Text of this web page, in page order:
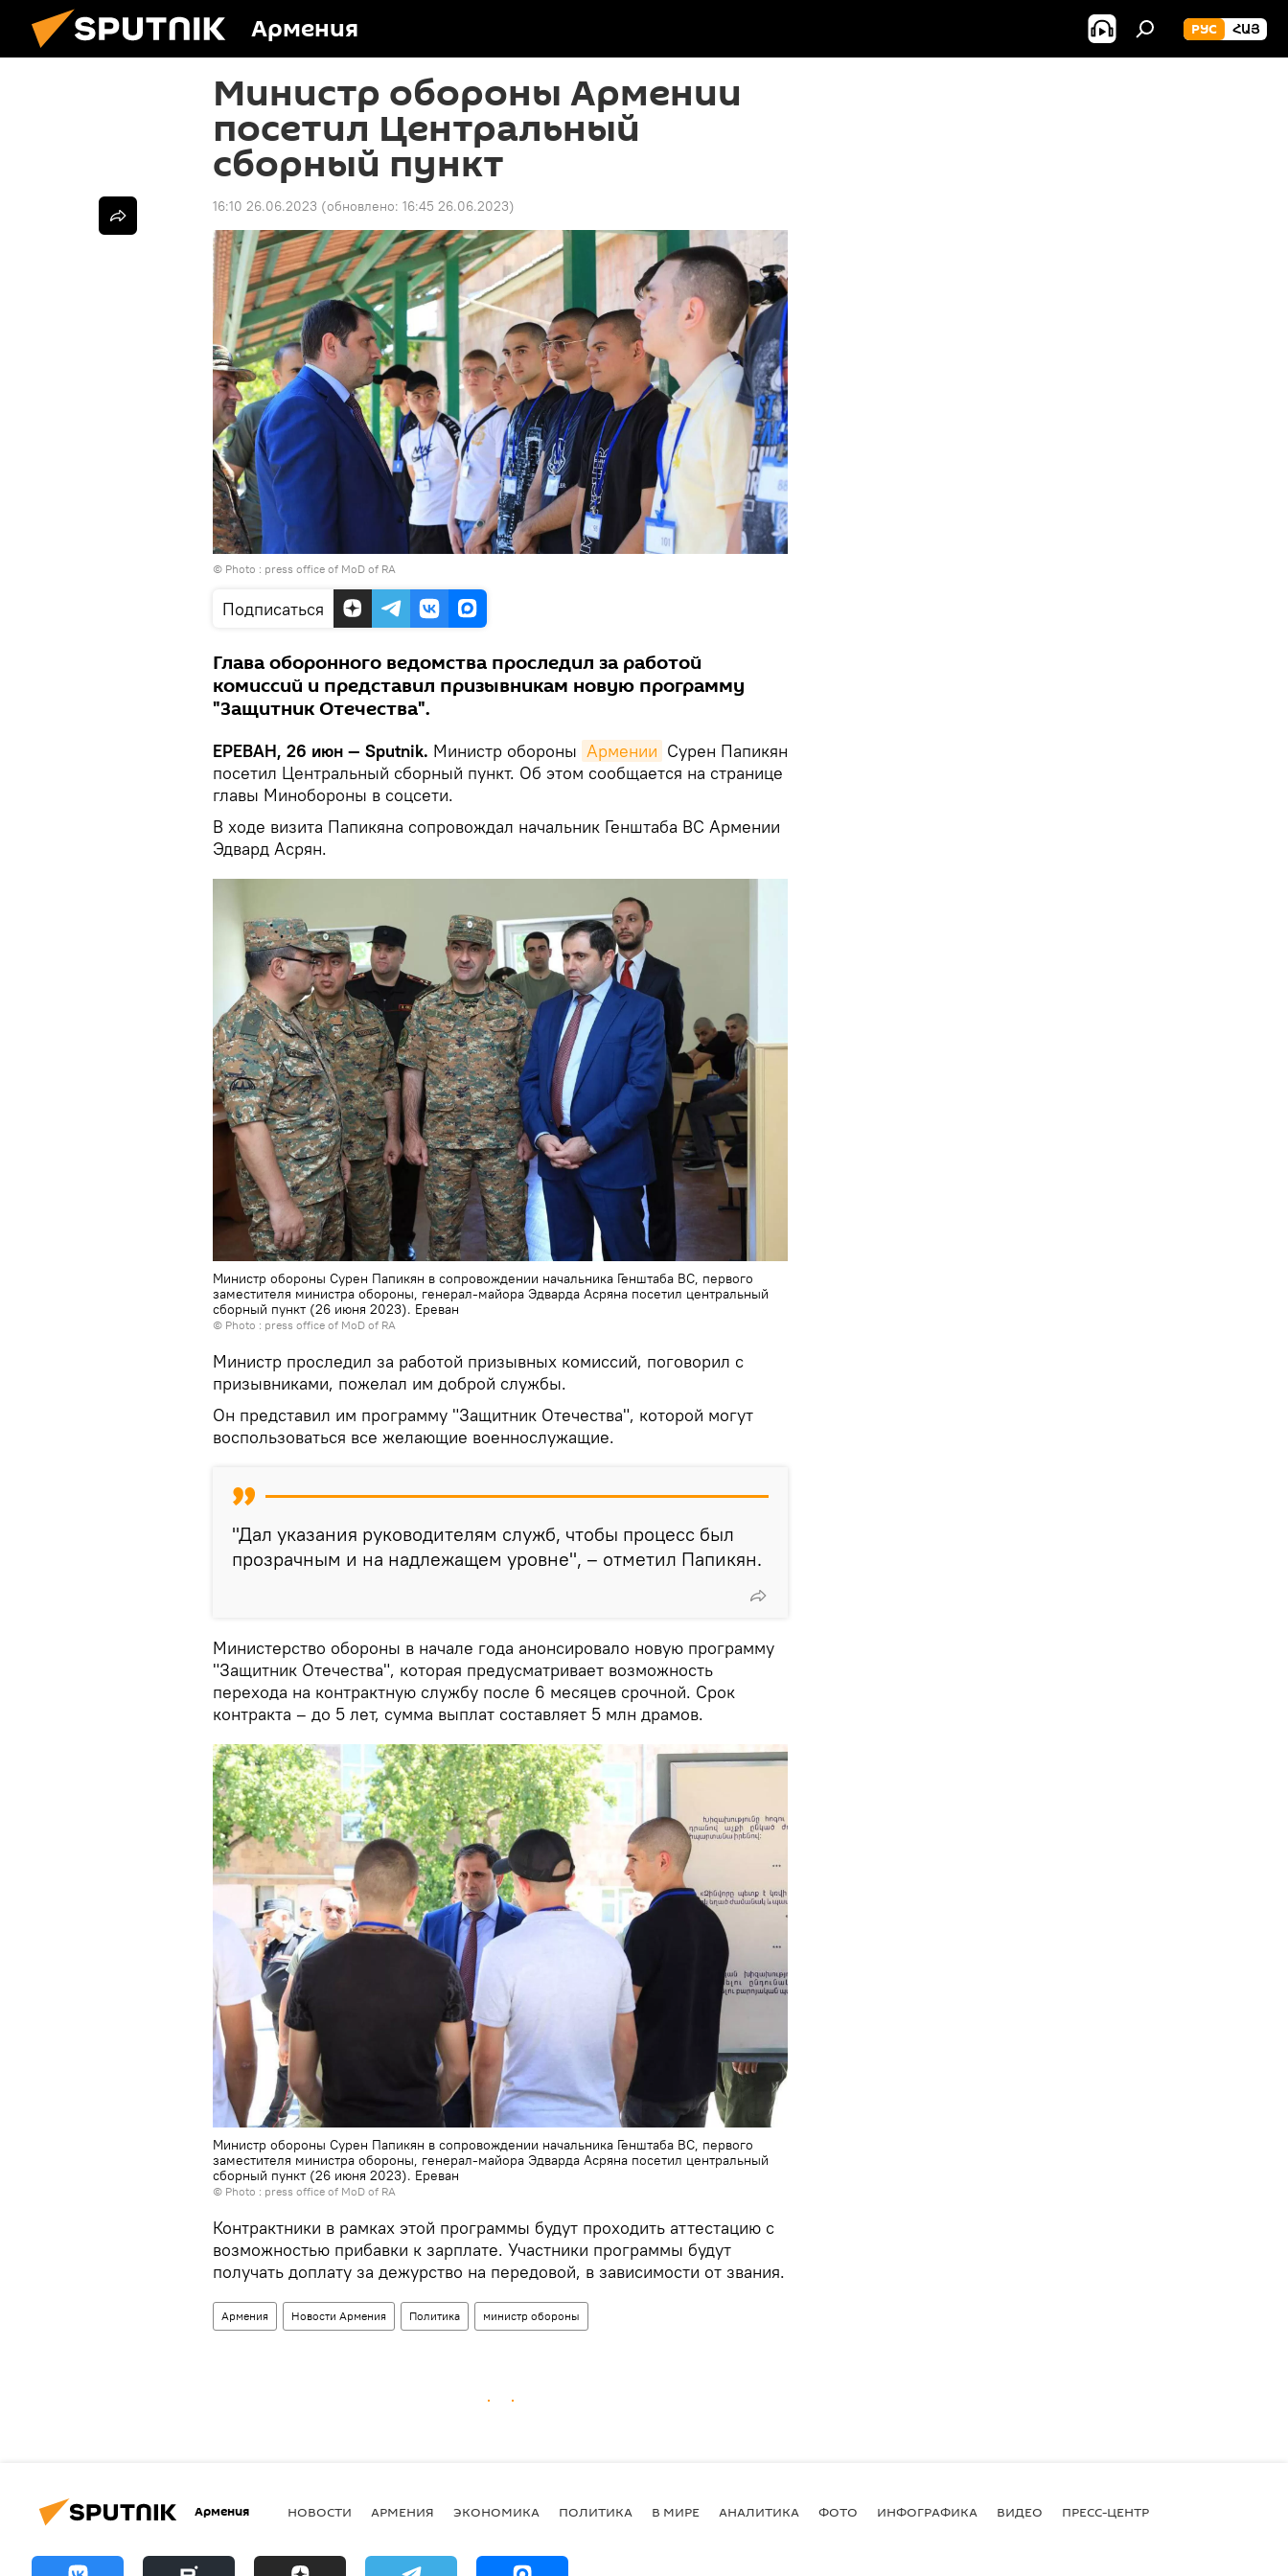
Армения РУС ՀԱՅ
Министр обороны Армении
посетил Центральный
сборный пункт
16:10 26.06.2023 (обновлено: 16:45 26.06.2023)
© Photo : press office of MoD of RA
Подписаться
Глава оборонного ведомства проследил за работой
комиссий и представил призывникам новую программу
"Защитник Отечества".
ЕРЕВАН, 26 июн — Sputnik. Министр обороны Армении Сурен Папикян
посетил Центральный сборный пункт. Об этом сообщается на странице
главы Минобороны в соцсети.
В ходе визита Папикяна сопровождал начальник Генштаба ВС Армении
Эдвард Асрян.
Министр обороны Сурен Папикян в сопровождении начальника Генштаба ВС, первого
заместителя министра обороны, генерал-майора Эдварда Асряна посетил центральный
сборный пункт (26 июня 2023). Еревaн
© Photo : press office of MoD of RA
Министр проследил за работой призывных комиссий, поговорил с
призывниками, пожелал им доброй службы.
Он представил им программу "Защитник Отечества", которой могут
воспользоваться все желающие военнослужащие.
"Дал указания руководителям служб, чтобы процесс был
прозрачным и на надлежащем уровне", – отметил Папикян.
Министерство обороны в начале года анонсировало новую программу
"Защитник Отечества", которая предусматривает возможность
перехода на контрактную службу после 6 месяцев срочной. Срок
контракта – до 5 лет, сумма выплат составляет 5 млн драмов.
Министр обороны Сурен Папикян в сопровождении начальника Генштаба ВС, первого
заместителя министра обороны, генерал-майора Эдварда Асряна посетил центральный
сборный пункт (26 июня 2023). Еревaн
© Photo : press office of MoD of RA
Контрактники в рамках этой программы будут проходить аттестацию с
возможностью прибавки к зарплате. Участники программы будут
получать доплату за дежурство на передовой, в зависимости от звания.
Армения Новости Армения Политика министр обороны
Армения НОВОСТИ АРМЕНИЯ ЭКОНОМИКА ПОЛИТИКА В МИРЕ АНАЛИТИКА ФОТО ИНФОГРАФИКА ВИДЕО ПРЕСС-ЦЕНТР